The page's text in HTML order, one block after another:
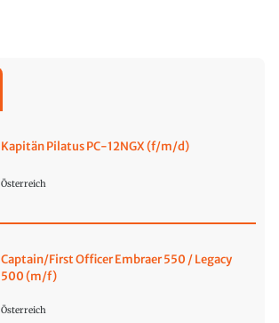
Kapitän Pilatus PC-12NGX (f/m/d)
Österreich
Captain/First Officer Embraer 550 / Legacy
500 (m/f)
Österreich